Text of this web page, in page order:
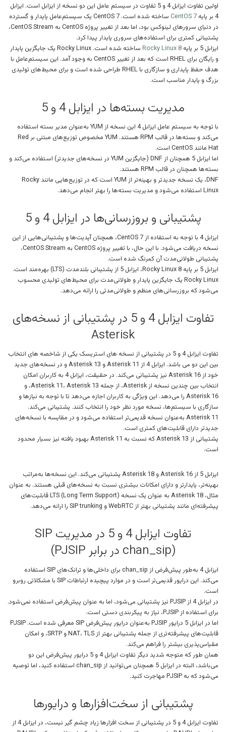
اولین تفاوت ایزابل 4 و 5 تفاوت در سیستم عامل این دو نسخه از ایزابل است. ایزابل
4 بر پایه
CentOS 7
ساخته شده است. CentOS 7 یک سیستم‌عامل پایدار و گسترده
در دنیای سرورهای لینوکس بود، اما بعد از تغییر پروژه CentOS به CentOS Stream،
پشتیبانی کمتری برای استفاده‌های سروری پایدار پیدا کرد.
ایزابل 5 بر پایه
Rocky Linux 8
ساخته شده است. Rocky Linux یک جایگزین پایدار
و رایگان برای RHEL است که بعد از تغییر CentOS به وجود آمد. این سیستم‌عامل با
هدف حفظ پایداری و سازگاری با RHEL طراحی شده است و برای محیط‌های تولیدی
بزرگ و پایدار مناسب است.
مدیریت بسته‌ها در ایزابل 4 و 5
با توجه به سیستم عامل ایزابل 4 این نسخه از YUM به‌عنوان مدیر بسته استفاده
می‌کند و بسته‌ها در قالب RPM هستند. YUM مخصوص توزیع‌های مبتنی بر Red
Hat مانند CentOS است.
اما ایزابل 5 همچنان از DNF (جایگزین YUM در نسخه‌های جدیدتر) استفاده می‌کند و
بسته‌ها همچنان در قالب RPM هستند.
DNF، یک نسخه جدیدتر و بهینه‌تر از YUM است که در توزیع‌هایی مانند Rocky
Linux استفاده می‌شود و مدیریت بسته‌ها را بهتر انجام می‌دهد.
پشتیبانی و بروزرسانی‌ها در ایزابل 4 و 5
ایزابل 4 با توجه به استفاده از CentOS 7، همچنان آپدیت‌ها و پشتیبانی‌هایی از این
نسخه دریافت می‌شود. با این حال، با تغییر پروژه CentOS به CentOS Stream،
پشتیبانی طولانی‌مدت آن کمرنگ شده است.
ایزابل 5 بر پایه Rocky Linux 8، ایزابل 5 از پشتیبانی بلندمدت (LTS) بهره‌مند است.
Rocky Linux یک جایگزین پایدار و طولانی‌مدت برای محیط‌های تولیدی محسوب
می‌شود که بروزرسانی‌های منظم و طولانی‌مدتی را ارائه می‌دهد.
تفاوت ایزابل 4 و 5 در پشتیبانی از نسخه‌های
Asterisk
تفاوت ایزابل 4 و 5 در پشتیبانی از نسخه های استریسک یکی از شاخصه های انتخاب
بین این دو می باشد. ایزابل 4 از Asterisk 11 و Asterisk 13 و در نسخه‌های جدید
خود از Asterisk 16 نیز پشتیبانی می‌کند. در حقیقت، ایزابل 4 به کاربران امکان
انتخاب بین چندین نسخه از Asterisk، از جمله Asterisk 11، Asterisk 13، و
Asterisk 16 را می‌دهد. این ویژگی به کاربران اجازه می‌دهد تا با توجه به نیازها و
سازگاری با سیستم‌ها، نسخه مورد نظر خود را انتخاب کنند. پشتیبانی می‌کند.
Asterisk 11 به‌عنوان نسخه قدیمی‌تر استفاده می‌شود و در مقایسه با نسخه‌های
جدیدتر دارای قابلیت‌های کمتری است.
پشتیبانی از Asterisk 13 که نسبت به Asterisk 11 بهبود یافته نیز بسیار محدود
است.
ایزابل 5 از Asterisk 16 و Asterisk 18 پشتیبانی می‌کند. این نسخه‌ها به‌مراتب
بهینه‌تر، پایدارتر و دارای امکانات بیشتری نسبت به نسخه‌های قبلی هستند. به عنوان
مثال، Asterisk 18 به عنوان یک نسخه LTS (Long Term Support) قابلیت‌های
پیشرفته‌ای مانند پشتیبانی بهتر از WebRTC و SIP trunking را ارائه می‌دهد.
تفاوت ایزابل 4 و 5 در مدیریت SIP
(chan_sip در برابر PJSIP)
ایزابل 4 به‌طور پیش‌فرض از chan_sip برای داخلی‌ها و ترانک‌های SIP استفاده
می‌کند. این درایور قدیمی‌تر است و در موارد پیچیده ارتباطات SIP با مشکلاتی روبرو
است.
در ایزابل 4 از PJSIP نیز پشتیبانی می‌شود، اما به عنوان پیش‌فرض استفاده نمی‌شود.
برای استفاده از PJSIP، نیاز به پیکربندی دستی است.
اما در ایزابل 5 درایور PJSIP به‌عنوان درایور پیش‌فرض SIP معرفی شده است. PJSIP
قابلیت‌های پیشرفته‌تری از جمله پشتیبانی بهتر از NAT، TLS و SRTP، و امکان
مقیاس‌پذیری بیشتر را فراهم می‌کند.
همان طور که متوجه شدید دیگر تفاوت ایزابل 4 و 5 درایور پیش‌فرض این دو
می‌باشد، البته در ایزابل 5 همچنان می‌توانید از chan_sip استفاده کنید، اما توصیه
می‌شود که به PJSIP مهاجرت کنید.
پشتیبانی از سخت‌افزارها و درایورها
تفاوت ایزابل 4 و 5 در پشتیبانی از سخت افزارها زیاد چشم گیر نیست، در ایزابل 4 از